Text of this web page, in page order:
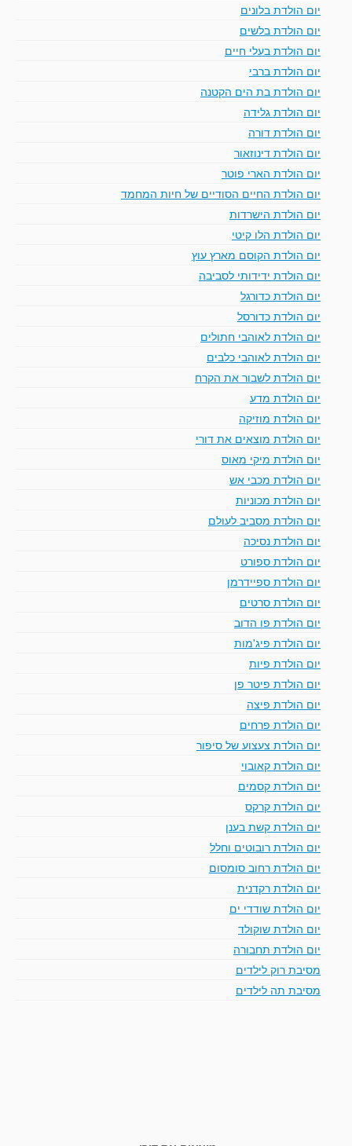
יום הולדת בלונים
יום הולדת בלשים
יום הולדת בעלי חיים
יום הולדת ברבי
יום הולדת בת הים הקטנה
יום הולדת גלידה
יום הולדת דורה
יום הולדת דינוזאור
יום הולדת הארי פוטר
יום הולדת החיים הסודיים של חיות המחמד
יום הולדת הישרדות
יום הולדת הלו קיטי
יום הולדת הקוסם מארץ עוץ
יום הולדת ידידותי לסביבה
יום הולדת כדורגל
יום הולדת כדורסל
יום הולדת לאוהבי חתולים
יום הולדת לאוהבי כלבים
יום הולדת לשבור את הקרח
יום הולדת מדע
יום הולדת מוזיקה
יום הולדת מוצאים את דורי
יום הולדת מיקי מאוס
יום הולדת מכבי אש
יום הולדת מכוניות
יום הולדת מסביב לעולם
יום הולדת נסיכה
יום הולדת ספורט
יום הולדת ספיידרמן
יום הולדת סרטים
יום הולדת פו הדוב
יום הולדת פיג'מות
יום הולדת פיות
יום הולדת פיטר פן
יום הולדת פיצה
יום הולדת פרחים
יום הולדת צעצוע של סיפור
יום הולדת קאובוי
יום הולדת קסמים
יום הולדת קרקס
יום הולדת קשת בענן
יום הולדת רובוטים וחלל
יום הולדת רחוב סומסום
יום הולדת רקדנית
יום הולדת שודדי ים
יום הולדת שוקולד
יום הולדת תחבורה
מסיבת רוק לילדים
מסיבת תה לילדים